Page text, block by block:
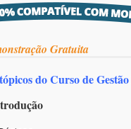
Gratuita
do Curso de